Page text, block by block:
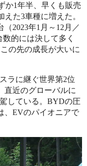
か1年半、早くも販売
た3車種に増えた。
2023年1月～12月／
的には決して多く
の先の成長が大いに
ラに継ぐ世界第2位
直近のグローバルに
している。BYDの圧
、EVのパイオニアで